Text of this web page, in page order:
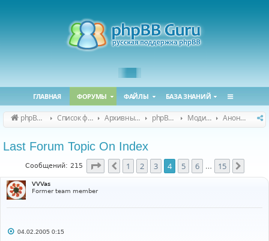
ГЛАВНАЯ ФОРУМЫ ФАЙЛЫ БАЗА ЗНАНИЙ
phpBB Guru Список форумов Архивные форумы phpBB 2.0.x (архив) Модификация phpBB 2.0.x Анонсы и поддержка модов для phpBB 2.0.x
Last Forum Topic On Index
Сообщений: 215 Страница 4из15
Пред.
1 2 3 4 5 6 15
VVVas
Former team member
С04.02.2005 0:15